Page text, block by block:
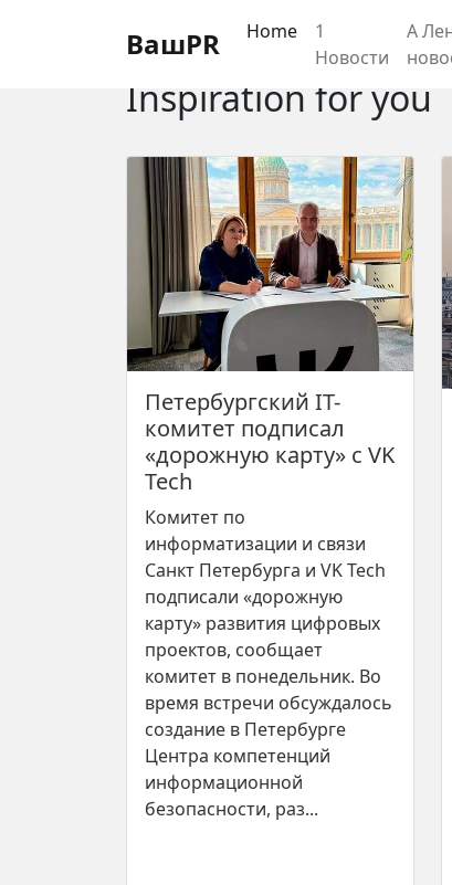
Восстановление пароля
ВашPR Home
1
Новости
А
Inspiration for you
Петербургский IT-
комитет подписал
«дорожную карту» с VK
Tech
Комитет по
информатизации и связи
Санкт Петербурга и VK Tech
подписали «дорожную
карту» развития цифровых
проектов, сообщает
комитет в понедельник. Во
время встречи обсуждалось
создание в Петербурге
Центра компетенций
информационной
безопасности, раз...